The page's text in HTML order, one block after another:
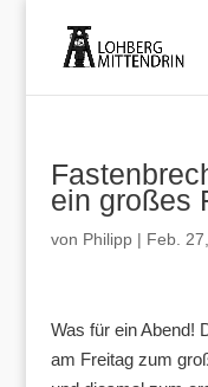
ein großes
von Philipp| Feb.
Was für ein Abend!
am Freitag zum